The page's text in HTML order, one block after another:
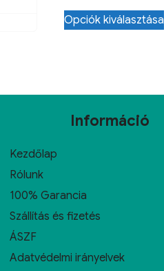
Opciók kiválasztása
Információ
Kezdőlap
Rólunk
100% Garancia
Szállítás és fizetés
ÁSZF
Adatvédelmi irányelvek